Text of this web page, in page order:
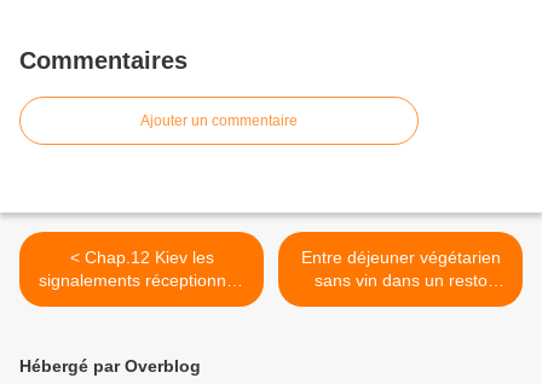
Commentaires
Ajouter un commentaire
< Chap.12 Kiev les
signalements réceptionnés
par Tracfin mentionnent des
le secteur vitivinicole
Entre déjeuner végétarien
sans vin dans un resto
italien et bouffer seul dans
Hébergé par Overblog